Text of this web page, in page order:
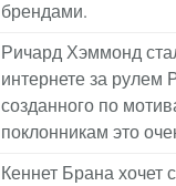
брендами.
Ричард Хэммонд
интернете за рулем
созданного по
поклонникам это
Кеннет Брана хочет